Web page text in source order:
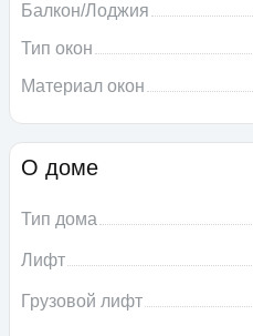
Балкон/Лоджия
Тип окон
Материал окон
О доме
Тип дома
Лифт
Грузовой лифт